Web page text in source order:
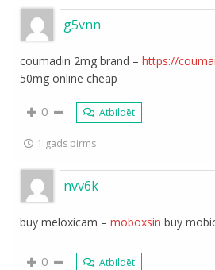
g5vnn
coumadin 2mg brand –https://
50mg online cheap
0 Atbildēt
1 gads pirms
nvv6k
buy meloxicam –moboxsin buy
0 Atbildēt